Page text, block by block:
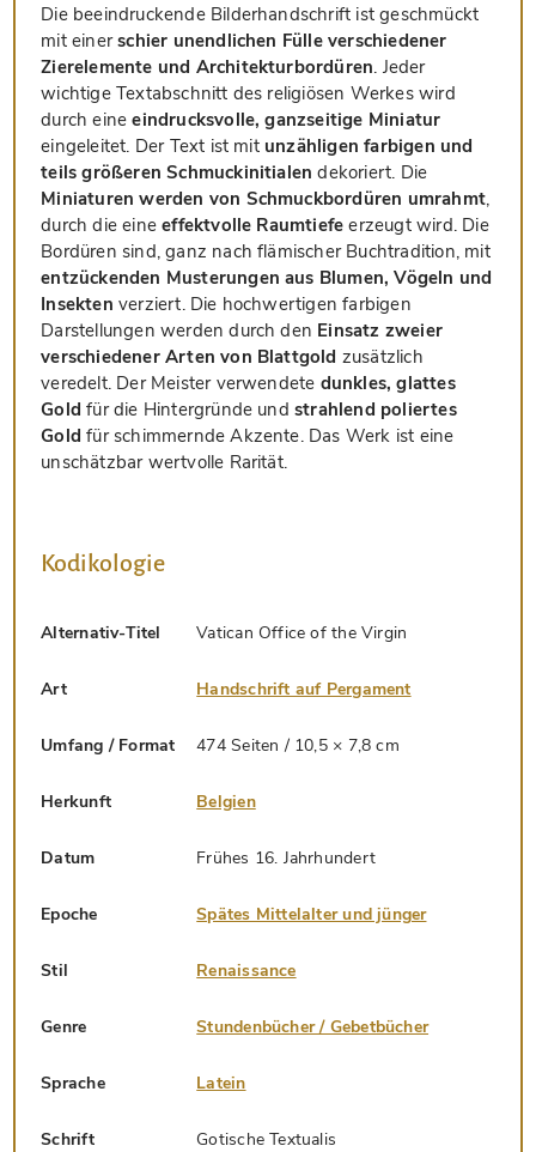
Die beeindruckende Bilderhandschrift ist geschmückt
mit einerschier unendlichen Fülle verschiedener
Zierelemente und Architekturbordüren. Jeder
wichtige Textabschnitt des religiösen Werkes wird
durch eineeindrucksvolle, ganzseitige Miniatur
eingeleitet. Der Text ist mit unzähligen farbigen und
teils größeren Schmuckinitialen dekoriert. Die
Miniaturen werden von Schmuckbordüren umrahmt,
durch die eineeffektvolle Raumtiefe erzeugt wird. Die
Bordüren sind, ganz nach flämischer Buchtradition, mit
entzückenden Musterungen aus Blumen, Vögeln und
Insekten verziert. Die hochwertigen farbigen
Darstellungen werden durch den Einsatz zweier
verschiedener Arten von Blattgold zusätzlich
veredelt. Der Meister verwendete dunkles, glattes
Gold für die Hintergründe undstrahlend poliertes
Gold für schimmernde Akzente. Das Werk ist eine
unschätzbar wertvolle Rarität.
Kodikologie
Alternativ-Titel Vatican Office of the Virgin
Art Handschrift auf Pergament
Umfang / Format 474 Seiten / 10,5 × 7,8 cm
Herkunft Belgien
Datum Frühes 16. Jahrhundert
Epoche Spätes Mittelalter und jünger
Stil Renaissance
Genre Stundenbücher / Gebetbücher
Sprache Latein
Schrift Gotische Textualis